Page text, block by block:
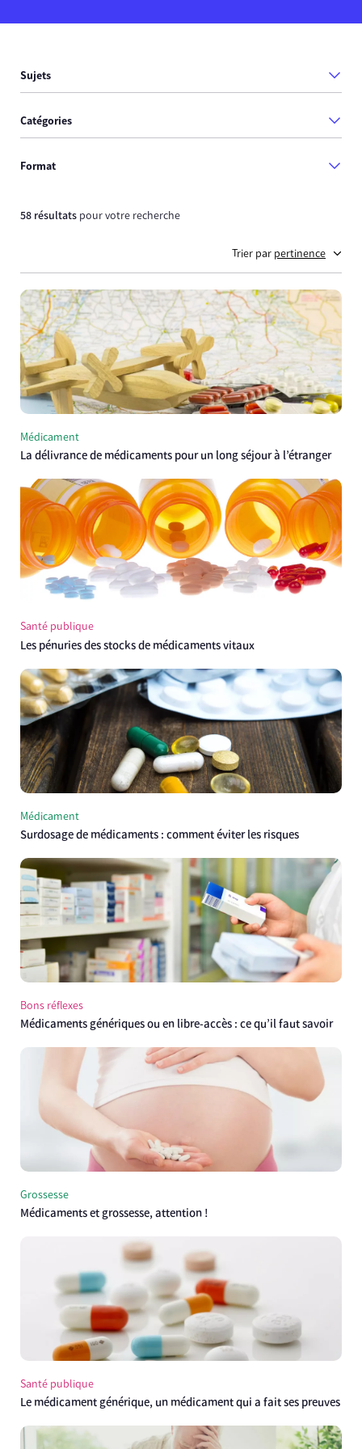
Sujets
Catégories
Format
58 résultats pour votre recherche
Trier par pertinence
Médicament
La délivrance de médicaments pour un long séjour à l’étranger
Santé publique
Les pénuries des stocks de médicaments vitaux
Médicament
Surdosage de médicaments : comment éviter les risques
Bons réflexes
Médicaments génériques ou en libre-accès : ce qu’il faut savoir
Grossesse
Médicaments et grossesse, attention !
Santé publique
Le médicament générique, un médicament qui a fait ses preuves